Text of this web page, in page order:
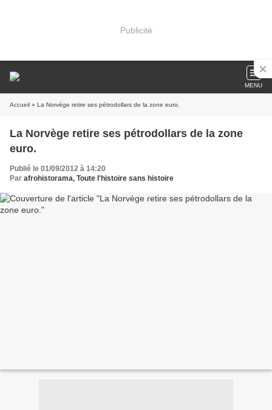
Publicité
MENU
Accueil » La Norvège retire ses pétrodollars de la zone euro.
La Norvège retire ses pétrodollars de la zone
euro.
Publié le 01/09/2012 à 14:20
Par afrohistorama, Toute l'histoire sans histoire